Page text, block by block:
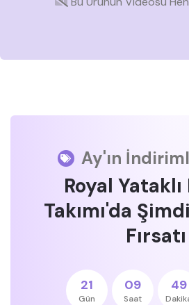
Ay'ın
Royal
Takımı'da
Fırsatı
21
Gün
09
Saat
49